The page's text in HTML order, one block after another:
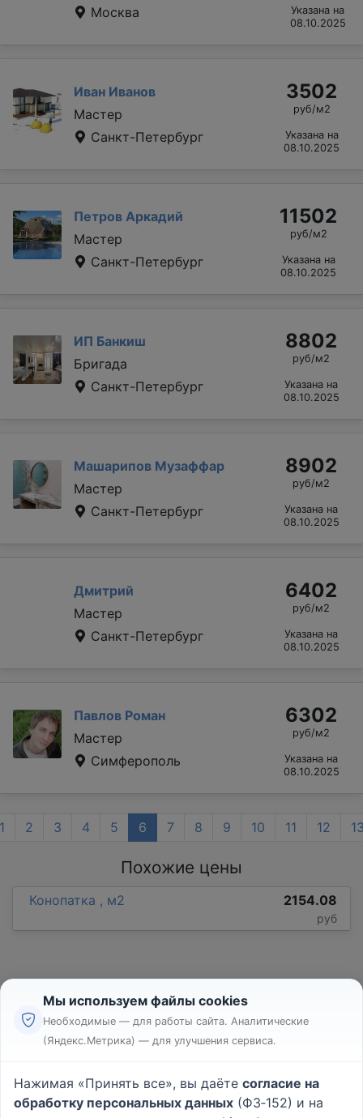
Москва
Указана на
08.10.2025
Иван Иванов
Мастер
Санкт-Петербург
3502
руб/м2
Указана на
08.10.2025
Петров Аркадий
Мастер
Санкт-Петербург
11502
руб/м2
Указана на
08.10.2025
ИП Банкиш
Бригада
Санкт-Петербург
8802
руб/м2
Указана на
08.10.2025
Машарипов Музаффар
Мастер
Санкт-Петербург
8902
руб/м2
Указана на
08.10.2025
Дмитрий
Мастер
Санкт-Петербург
6402
руб/м2
Указана на
08.10.2025
Павлов Роман
Мастер
Симферополь
6302
руб/м2
Указана на
08.10.2025
2 3 4 5 6 7 8 9 10 11 12
Похожие цены
Конопатка , м2 2154.08
руб
Реклама
Пользовательское соглашение
Политика конфиденциальности
Мы используем файлы cookies
Необходимые — для работы сайта. Аналитические
(Яндекс.Метрика) — для улучшения сервиса.
Нажимая «Принять все», вы даёте согласие на
обработку персональных данных (ФЗ‑152) и на